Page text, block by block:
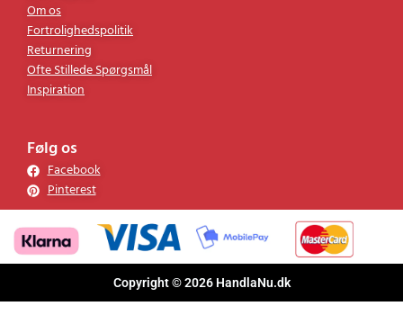
Om os
Fortrolighedspolitik
Returnering
Ofte Stillede Spørgsmål
Inspiration
Følg os
Facebook
Pinterest
Copyright © 2026 HandlaNu.dk